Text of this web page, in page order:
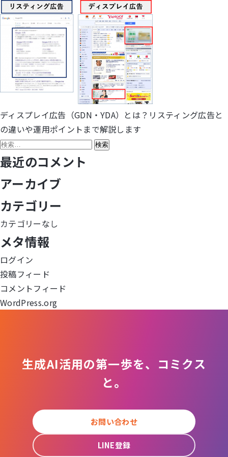
投
稿
ナ
ビ
ゲ
ー
シ
ョ
ン
ディスプレイ広告（GDN・YDA）とは？リスティング広告と
の違いや運用ポイントまで解説します
検
索:
最近のコメント
アーカイブ
カテゴリー
カテゴリーなし
メタ情報
ログイン
投稿フィード
コメントフィード
WordPress.org
生成AI活用の第一歩を、コミクス
と。
お問い合わせ
LINE登録